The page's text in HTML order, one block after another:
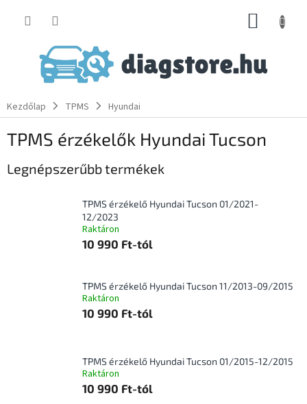
KOSÁR
Kezdőlap TPMS Hyundai
TPMS érzékelők Hyundai Tucson
Legnépszerűbb termékek
TPMS érzékelő Hyundai Tucson 01/2021-
12/2023
Raktáron
10 990 Ft-tól
TPMS érzékelő Hyundai Tucson 11/2013-09/2015
Raktáron
10 990 Ft-tól
TPMS érzékelő Hyundai Tucson 01/2015-12/2015
Raktáron
10 990 Ft-tól